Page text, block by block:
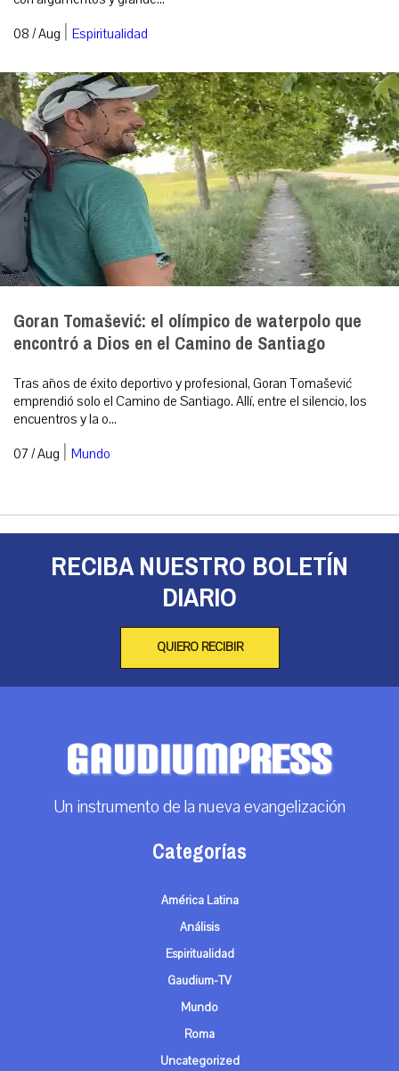
08 / Aug | Espiritualidad
Goran Tomašević: el olímpico de waterpolo que
encontró a Dios en el Camino de Santiago
Tras años de éxito deportivo y profesional, Goran Tomašević
emprendió solo el Camino de Santiago. Allí, entre el silencio, los
encuentros y la o...
07 / Aug | Mundo
RECIBA NUESTRO BOLETÍN
DIARIO
QUIERO RECIBIR
Un instrumento de la nueva evangelización
Categorías
América Latina
Análisis
Espiritualidad
Gaudium-TV
Mundo
Roma
Uncategorized